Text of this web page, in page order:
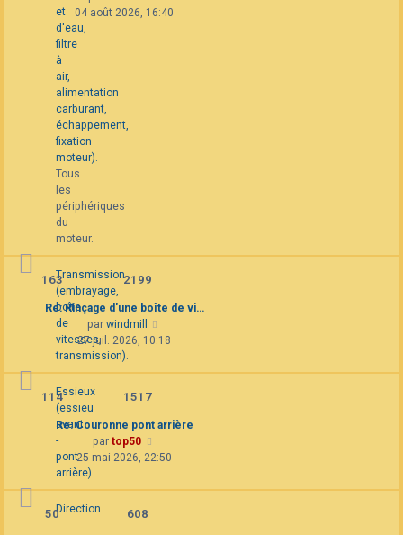
et
d'eau,
filtre
à
air,
alimentation
carburant,
échappement,
fixation
moteur).
Tous
les
périphériques
du
moteur.
le
04 août 2026, 16:40
Transmission
(embrayage,
boîte
de
vitesses,
transmission).
163 2199
Re: Rinçage d'une boîte de vi…
par windmill
le
message
27 juil. 2026, 10:18
Essieux
(essieu
avant
-
pont
arrière).
114 1517
Re: Couronne pont arrière
partop50
le
message
25 mai 2026, 22:50
Direction
50 608